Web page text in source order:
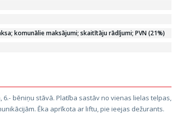
komunālie maksājumi; skaitītāju rādījumi; PVN (21%)
bēniņu stāvā. Platība sastāv no vienas lielas telpas,
Ēka aprīkota ar liftu, pie ieejas dežurants.